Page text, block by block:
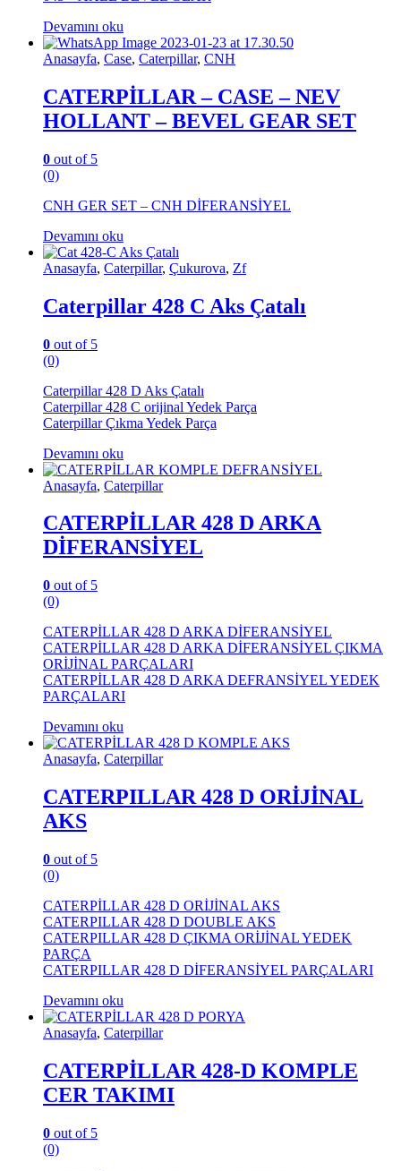
Devamını oku
Anasayfa, Case, Caterpillar, CNH
CATERPİLLAR – CASE – NEV
HOLLANT – BEVEL GEAR SET
0 out of 5
(0)
CNH GER SET – CNH DİFERANSİYEL
Devamını oku
Anasayfa, Caterpillar, Çukurova, Zf
Caterpillar 428 C Aks Çatalı
0 out of 5
(0)
Caterpillar 428 D Aks Çatalı
Caterpillar 428 C orijinal Yedek Parça
Caterpillar Çıkma Yedek Parça
Devamını oku
Anasayfa, Caterpillar
CATERPİLLAR 428 D ARKA
DİFERANSİYEL
0 out of 5
(0)
CATERPİLLAR 428 D ARKA DİFERANSİYEL
CATERPİLLAR 428 D ARKA DİFERANSİYEL ÇIKMA
ORİJİNAL PARÇALARI
CATERPİLLAR 428 D ARKA DEFRANSİYEL YEDEK
PARÇALARI
Devamını oku
Anasayfa, Caterpillar
CATERPILLAR 428 D ORİJİNAL
AKS
0 out of 5
(0)
CATERPİLLAR 428 D ORİJİNAL AKS
CATERPILLAR 428 D DOUBLE AKS
CATERPILLAR 428 D ÇIKMA ORİJİNAL YEDEK
PARÇA
CATERPILLAR 428 D DİFERANSİYEL PARÇALARI
Devamını oku
Anasayfa, Caterpillar
CATERPİLLAR 428-D KOMPLE
CER TAKIMI
0 out of 5
(0)